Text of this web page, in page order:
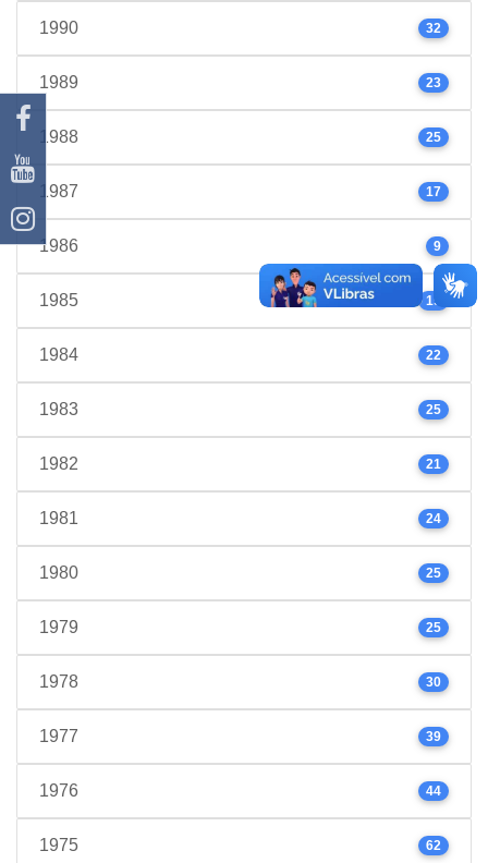
1990 32
1989 23
1988 25
1987 17
1986 9
1985 19
1984 22
1983 25
1982 21
1981 24
1980 25
1979 25
1978 30
1977 39
1976 44
1975 62